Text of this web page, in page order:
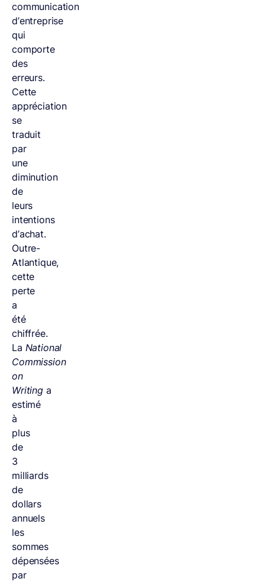
communication
d’entreprise
qui
comporte
des
erreurs.
Cette
appréciation
se
traduit
par
une
diminution
de
leurs
intentions
d’achat.
Outre-
Atlantique,
cette
perte
a
été
chiffrée.
La National
Commission
on
Writinga
estimé
à
plus
de
3
milliards
de
dollars
annuels
les
sommes
dépensées
par